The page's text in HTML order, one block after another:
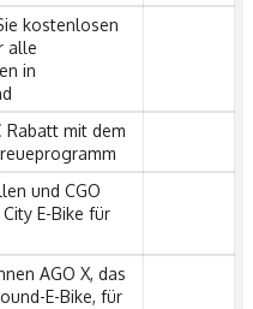
kostenlosen
alle
in
Rabatt mit dem
und CGO
E-Bike für
AGO X, das
E-Bike, für